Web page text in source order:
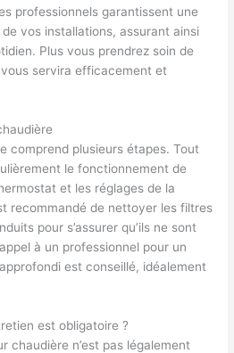
professionnels garantissent une
vos installations, assurant ainsi
Plus vous prendrez soin de
servira efficacement et
comprend plusieurs étapes. Tout
le fonctionnement de
et les réglages de la
recommandé de nettoyer les filtres
pour s’assurer qu’ils ne sont
à un professionnel pour un
est conseillé, idéalement
est obligatoire ?
chaudière n’est pas légalement